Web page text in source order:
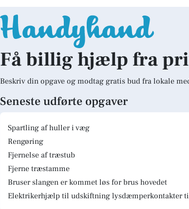
Få billig hjælp fra
Beskriv din opgave og modtag gratis bud fra lokale
Seneste udførte opgaver
Spartling af huller i væg
Rengøring
Fjernelse af træstub
Fjerne træstamme
Bruser slangen er kommet løs for brus hovedet
Elektrikerhjælp til udskiftning lysdæmperkontakter